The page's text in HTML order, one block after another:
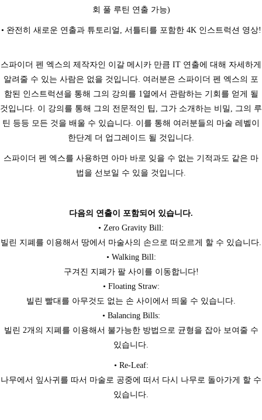
구매
회 풀 루틴 연출 가능)
• 완전히 새로운 연출과 튜토리얼, 서틀티를 포함한 4K 인스트럭션 영상!
스파이더 펜 엑스의 제작자인 이갈 메시카 만큼 IT 연출에 대해 자세하게
알려줄 수 있는 사람은 없을 것입니다. 여러분은 스파이더 펜 엑스의 포
함된 인스트럭션을 통해 그의 강의를 1열에서 관람하는 기회를 얻게 될
것입니다. 이 강의를 통해 그의 전문적인 팁, 그가 소개하는 비밀, 그의 루
틴 등등 모든 것을 배울 수 있습니다. 이를 통해 여러분들의 마술 레벨이
한단계 더 업그레이드 될 것입니다.
스파이더 펜 엑스를 사용하면 아마 바로 잊을 수 없는 기적과도 같은 마
법을 선보일 수 있을 것입니다.
다음의 연출이 포함되어 있습니다.
• Zero Gravity Bill:
빌린 지폐를 이용해서 땅에서 마술사의 손으로 떠오르게 할 수 있습니다.
• Walking Bill:
구겨진 지폐가 팔 사이를 이동합니다!
• Floating Straw:
빌린 빨대를 아무것도 없는 손 사이에서 띄울 수 있습니다.
• Balancing Bills:
빌린 2개의 지폐를 이용해서 불가능한 방법으로 균형을 잡아 보여줄 수
있습니다.
• Re-Leaf:
나무에서 잎사귀를 따서 마술로 공중에 떠서 다시 나무로 돌아가게 할 수
있습니다.